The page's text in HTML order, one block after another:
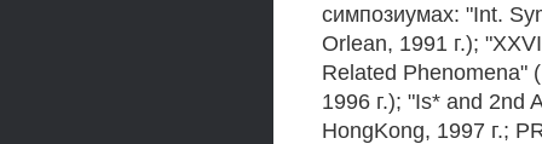
симпозиумах: "Int.
Orlean, 1991 г.);
Related Phenomena"
1996 г.); "Is* and 2nd
HongKong, 1997 г.;